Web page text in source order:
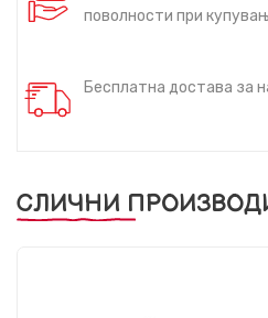
поволности при
Бесплатна достава за
СЛИЧНИ